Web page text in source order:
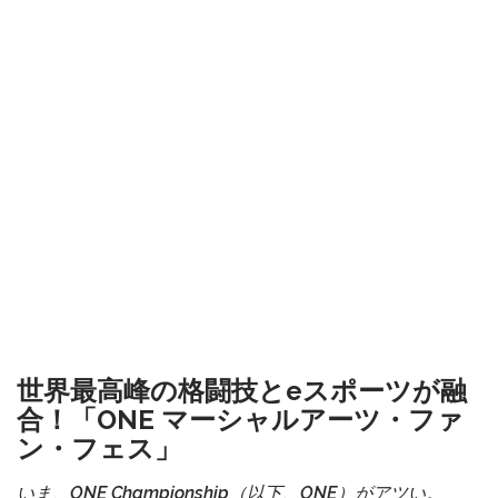
世界最高峰の格闘技とeスポーツが融
合！「ONE マーシャルアーツ・ファ
ン・フェス」
いま、ONE Championship（以下、ONE）がアツい。